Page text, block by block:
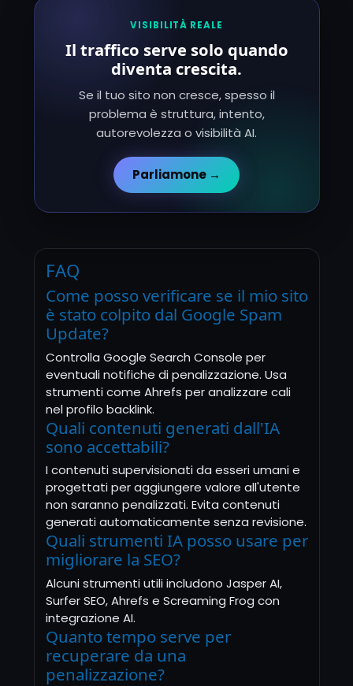
VISIBILITÀ REALE
Il traffico serve solo quando
diventa crescita.
Se il tuo sito non cresce, spesso il
problema è struttura, intento,
autorevolezza o visibilità AI.
Parliamone →
FAQ
Come posso verificare se il mio sito
è stato colpito dal Google Spam
Update?
Controlla Google Search Console per
eventuali notifiche di penalizzazione. Usa
strumenti come Ahrefs per analizzare cali
nel profilo backlink.
Quali contenuti generati dall'IA
sono accettabili?
I contenuti supervisionati da esseri umani e
progettati per aggiungere valore all'utente
non saranno penalizzati. Evita contenuti
generati automaticamente senza revisione.
Quali strumenti IA posso usare per
migliorare la SEO?
Alcuni strumenti utili includono Jasper AI,
Surfer SEO, Ahrefs e Screaming Frog con
integrazione AI.
Quanto tempo serve per
recuperare da una
penalizzazione?